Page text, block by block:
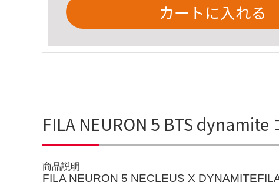
カートに入れる
FILA NEURON 5 BTS
商品説明
FILA NEURON 5 NECLEUS X